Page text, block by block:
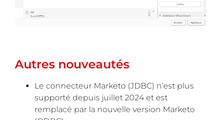
Autres nouveautés
Le connecteur Marketo (JDBC) n’est plus
supporté depuis juillet 2024 et est
remplacé par la nouvelle version Marketo